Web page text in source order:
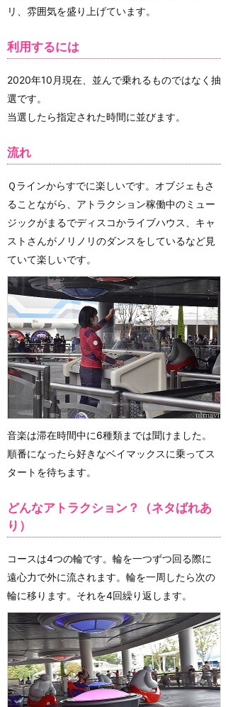
リ、雰囲気を盛り上げています。
利用するには
2020年10月現在、並んで乗れるものではなく抽
選です。
当選したら指定された時間に並びます。
流れ
Ｑラインからすでに楽しいです。オブジェもさ
ることながら、アトラクション稼働中のミュー
ジックがまるでディスコかライブハウス、キャ
ストさんがノリノリのダンスをしているなど見
ていて楽しいです。
音楽は滞在時間中に6種類までは聞けました。
順番になったら好きなベイマックスに乗ってス
タートを待ちます。
どんなアトラクション？（ネタばれあ
り）
コースは4つの輪です。輪を一つずつ回る際に
遠心力で外に流されます。輪を一周したら次の
輪に移ります。それを4回繰り返します。